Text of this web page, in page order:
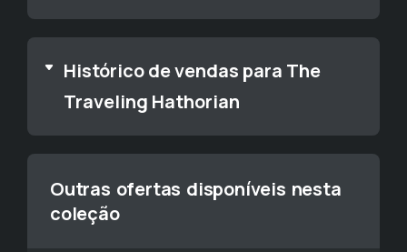
Histórico de vendas para The
Traveling Hathorian
Outras ofertas disponíveis nesta
coleção